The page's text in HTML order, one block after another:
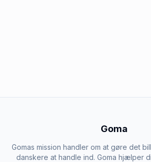
Goma
Gomas mission handler om at gøre det
danskere at handle ind. Goma hjælper